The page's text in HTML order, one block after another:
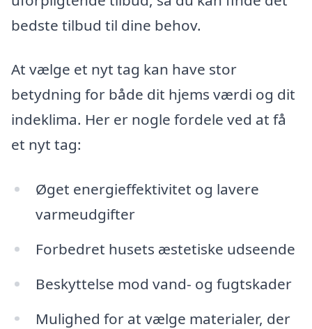
bedste tilbud til dine behov.
At vælge et nyt tag kan have stor
betydning for både dit hjems værdi og dit
indeklima. Her er nogle fordele ved at få
et nyt tag:
Øget energieffektivitet og lavere
varmeudgifter
Forbedret husets æstetiske udseende
Beskyttelse mod vand- og fugtskader
Mulighed for at vælge materialer, der